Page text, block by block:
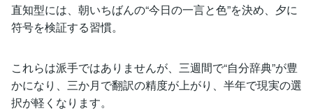
直知型には、朝いちばんの“今日の一言と色”を決め、夕に
符号を検証する習慣。
これらは派手ではありませんが、三週間で“自分辞典”が豊
かになり、三か月で翻訳の精度が上がり、半年で現実の選
択が軽くなります。